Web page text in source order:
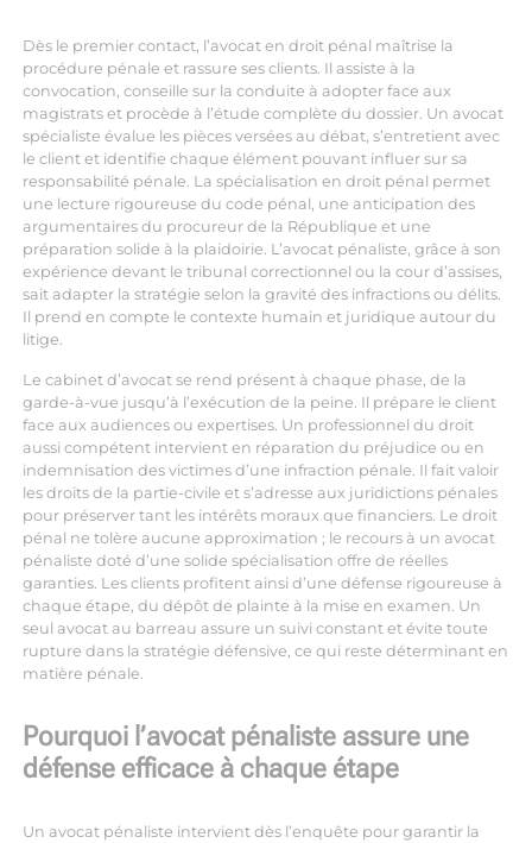
Dès le premier contact, l’avocat en droit pénal maîtrise la
procédure pénale et rassure ses clients. Il assiste à la
convocation, conseille sur la conduite à adopter face aux
magistrats et procède à l’étude complète du dossier. Un avocat
spécialiste évalue les pièces versées au débat, s’entretient avec
le client et identifie chaque élément pouvant influer sur sa
responsabilité pénale. La spécialisation en droit pénal permet
une lecture rigoureuse du code pénal, une anticipation des
argumentaires du procureur de la République et une
préparation solide à la plaidoirie. L’avocat pénaliste, grâce à son
expérience devant le tribunal correctionnel ou la cour d’assises,
sait adapter la stratégie selon la gravité des infractions ou délits.
Il prend en compte le contexte humain et juridique autour du
litige.
Le cabinet d’avocat se rend présent à chaque phase, de la
garde-à-vue jusqu’à l’exécution de la peine. Il prépare le client
face aux audiences ou expertises. Un professionnel du droit
aussi compétent intervient en réparation du préjudice ou en
indemnisation des victimes d’une infraction pénale. Il fait valoir
les droits de la partie-civile et s’adresse aux juridictions pénales
pour préserver tant les intérêts moraux que financiers. Le droit
pénal ne tolère aucune approximation ; le recours à un avocat
pénaliste doté d’une solide spécialisation offre de réelles
garanties. Les clients profitent ainsi d’une défense rigoureuse à
chaque étape, du dépôt de plainte à la mise en examen. Un
seul avocat au barreau assure un suivi constant et évite toute
rupture dans la stratégie défensive, ce qui reste déterminant en
matière pénale.
Pourquoi l’avocat pénaliste assure une
défense efficace à chaque étape
Un avocat pénaliste intervient dès l’enquête pour garantir la